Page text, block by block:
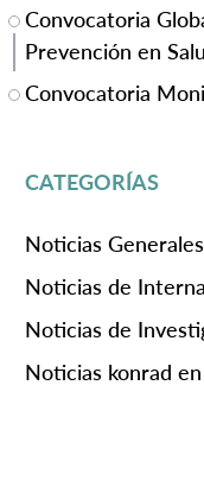
Convocatoria
Prevención en
Convocatoria
CATEGORÍAS
Noticias
Noticias de
Noticias de
Noticias konrad